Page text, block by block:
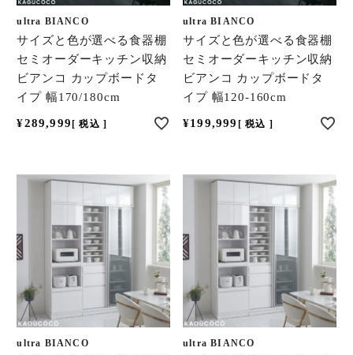
ultra BIANCO
サイズと色が選べる食器棚
セミオーダーキッチン収納
ビアンコ カップボードタ
イプ 幅170/180cm
¥289,999 税込
ultra BIANCO
サイズと色が選べる食器棚
セミオーダーキッチン収納
ビアンコ カップボードタ
イプ 幅120-160cm
¥199,999 税込
ultra BIANCO ultra BIANCO